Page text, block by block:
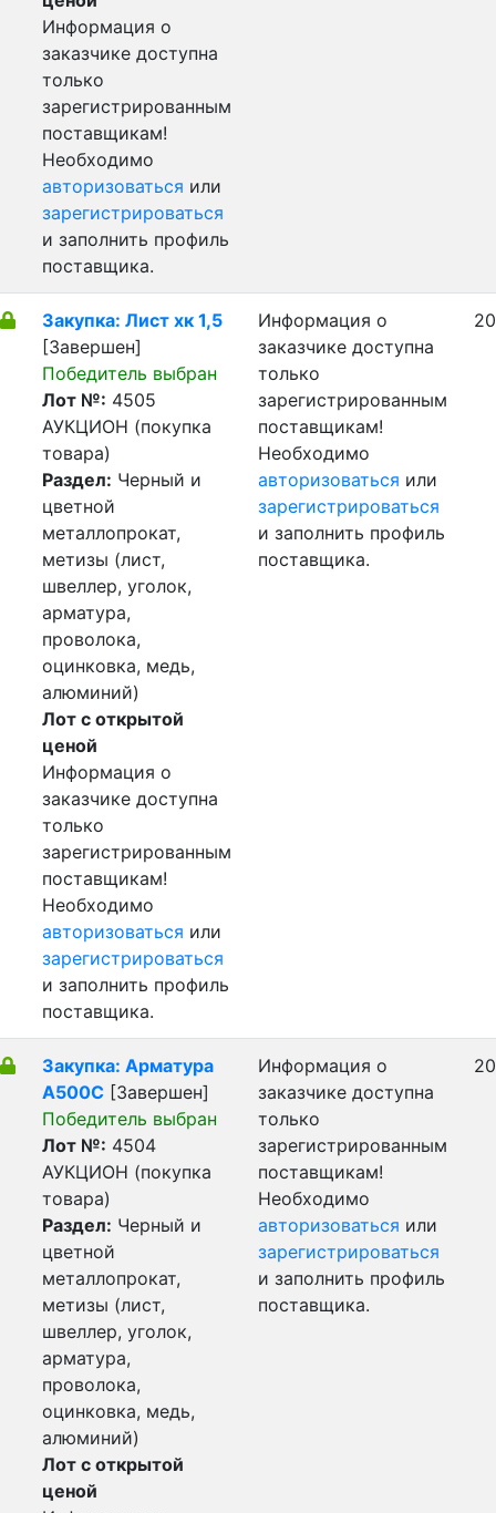
Информация о
заказчике доступна
только
зарегистрированным
поставщикам!
Необходимо
авторизоваться или
зарегистрироваться
и заполнить профиль
поставщика.
Закупка: Лист хк 1,5
[Завершен]
Победитель выбран
Лот №: 4505
АУКЦИОН (покупка
товара)
Раздел: Черный и
цветной
металлопрокат,
метизы (лист,
швеллер, уголок,
арматура,
проволока,
оцинковка, медь,
алюминий)
Лот с открытой
ценой
Информация о
заказчике доступна
только
зарегистрированным
поставщикам!
Необходимо
авторизоваться или
зарегистрироваться
и заполнить профиль
поставщика.
Информация о
заказчике доступна
только
зарегистрированным
поставщикам!
Необходимо
авторизоваться или
зарегистрироваться
и заполнить профиль
поставщика.
Закупка: Арматура
А500С [Завершен]
Победитель выбран
Лот №: 4504
АУКЦИОН (покупка
товара)
Раздел: Черный и
цветной
металлопрокат,
метизы (лист,
швеллер, уголок,
арматура,
проволока,
оцинковка, медь,
алюминий)
Лот с открытой
ценой
Информация о
заказчике доступна
только
зарегистрированным
поставщикам!
Необходимо
авторизоваться или
зарегистрироваться
и заполнить профиль
поставщика.